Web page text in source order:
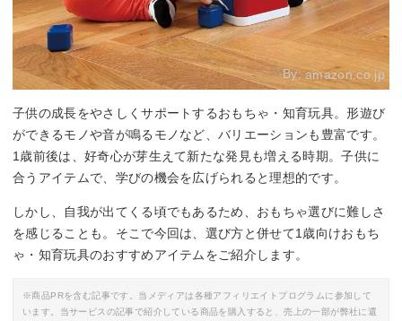
By:amazon.co.jp
子供の成長をやさしくサポートするおもちゃ・知育玩具。形遊び
ができるモノや音が鳴るモノなど、バリエーションも豊富です。
1歳前後は、好奇心が芽生えて新たな発見も増える時期。子供に
合うアイテムで、学びの機会を広げられると理想的です。
しかし、自我が出てくる頃でもあるため、おもちゃ選びに難しさ
を感じることも。そこで今回は、選び方と併せて1歳向けおもち
ゃ・知育玩具のおすすめアイテムをご紹介します。
※商品PRを含む記事です。当メディアは各種アフィリエイトプログラムに参加して
います。当サービスの記事で紹介している商品を購入すると、売上の一部が弊社に還